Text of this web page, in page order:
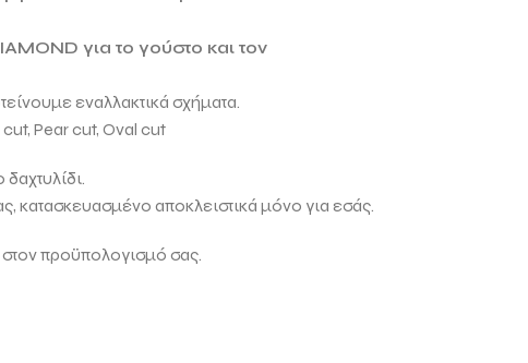
για το γούστο και τον
εναλλακτικά σχήματα.
Pear cut, Oval cut
κατασκευασμένο αποκλειστικά μόνο για εσάς.
προϋπολογισμό σας.